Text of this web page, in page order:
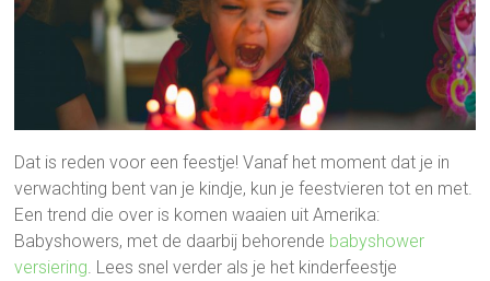
Dat is reden voor een feestje! Vanaf het moment dat je in
verwachting bent van je kindje, kun je feestvieren tot en met.
Een trend die over is komen waaien uit Amerika:
Babyshowers, met de daarbij behorende babyshower
versiering . Lees snel verder als je het kinderfeestje